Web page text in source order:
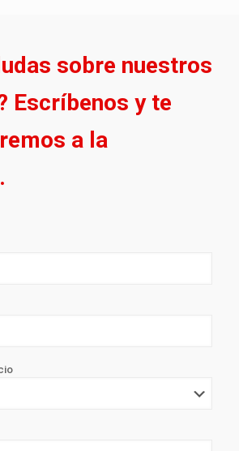
sobre nuestros
Escríbenos y te
a la